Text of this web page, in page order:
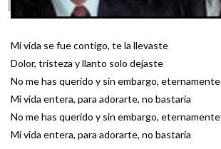
Mi vida se fue contigo, te la llevaste
Dolor, tristeza y llanto solo dejaste
No me has querido y sin embargo, eternamente
Mi vida entera, para adorarte, no bastaría
No me has querido y sin embargo, eternamente
Mi vida entera, para adorarte, no bastaría